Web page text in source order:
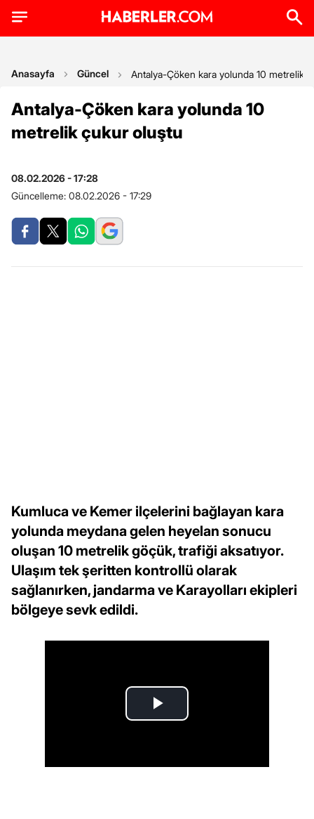
Anasayfa Güncel Antalya-Çöken kara yolunda 10 metrelik
Antalya-Çöken kara yolunda 10
metrelik çukur oluştu
08.02.2026 - 17:28
Güncelleme: 08.02.2026 - 17:29
Kumluca ve Kemer ilçelerini bağlayan kara
yolunda meydana gelen heyelan sonucu
oluşan 10 metrelik göçük, trafiği aksatıyor.
Ulaşım tek şeritten kontrollü olarak
sağlanırken, jandarma ve Karayolları ekipleri
bölgeye sevk edildi.